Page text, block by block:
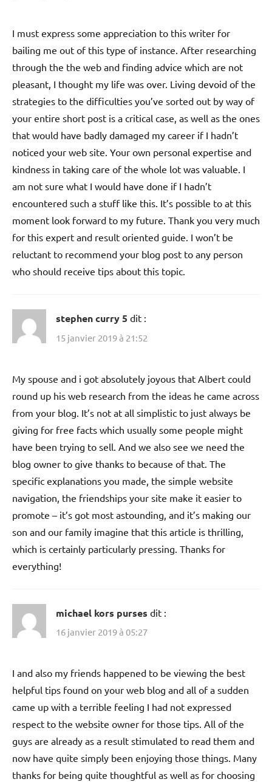
I must express some appreciation to this writer for
bailing me out of this type of instance. After researching
through the the web and finding advice which are not
pleasant, I thought my life was over. Living devoid of the
strategies to the difficulties you’ve sorted out by way of
your entire short post is a critical case, as well as the ones
that would have badly damaged my career if I hadn’t
noticed your web site. Your own personal expertise and
kindness in taking care of the whole lot was valuable. I
am not sure what I would have done if I hadn’t
encountered such a stuff like this. It’s possible to at this
moment look forward to my future. Thank you very much
for this expert and result oriented guide. I won’t be
reluctant to recommend your blog post to any person
who should receive tips about this topic.
stephen curry 5 dit :
15 janvier 2019 à 21:52
My spouse and i got absolutely joyous that Albert could
round up his web research from the ideas he came across
from your blog. It’s not at all simplistic to just always be
giving for free facts which usually some people might
have been trying to sell. And we also see we need the
blog owner to give thanks to because of that. The
specific explanations you made, the simple website
navigation, the friendships your site make it easier to
promote – it’s got most astounding, and it’s making our
son and our family imagine that this article is thrilling,
which is certainly particularly pressing. Thanks for
everything!
michael kors purses dit :
16 janvier 2019 à 05:27
I and also my friends happened to be viewing the best
helpful tips found on your web blog and all of a sudden
came up with a terrible feeling I had not expressed
respect to the website owner for those tips. All of the
guys are already as a result stimulated to read them and
now have quite simply been enjoying those things. Many
thanks for being quite thoughtful as well as for choosing